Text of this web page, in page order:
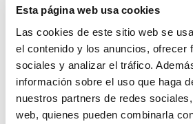
Esta página web usa cookies
Las cookies de este sitio web se
el contenido y los anuncios, ofrecer
sociales y analizar el tráfico.
información sobre el uso que haga
nuestros partners de redes
web, quienes pueden combinarla